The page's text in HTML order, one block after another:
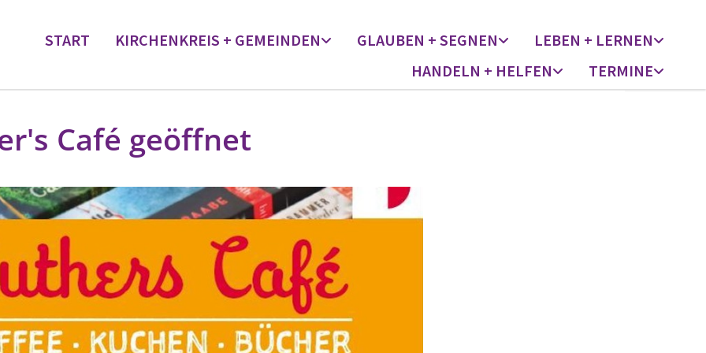
START KIRCHENKREIS + GEMEINDEN GLAUBEN + SEGNEN
LEBEN + LERNEN
HANDELN + HELFEN
TERMINE
Café geöffnet